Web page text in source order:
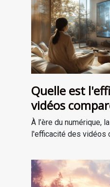
Quelle est
vidéos
entraînement
À l’ère du numérique,
l'efficacité des vidéos